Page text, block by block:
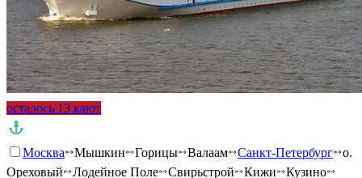
осталось 13 кают
Москва Мышкин Горицы Валаам Санкт-Петербург
о.
Ореховый
Лодейное Поле Свирьстрой Кижи
Кузино